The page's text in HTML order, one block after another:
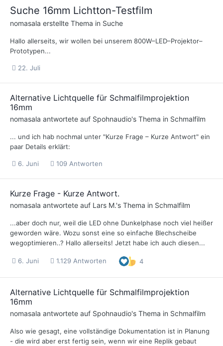
Suche 16mm Lichtton-Testfilm
nomasala erstellte Thema in Suche
Hallo allerseits, wir wollen bei unserem 800W–LED–Projektor–
Prototypen...
22. Juli
Alternative Lichtquelle für Schmalfilmprojektion
16mm
nomasala antwortete auf Spohnaudio's Thema in Schmalfilm
... und ich hab nochmal unter "Kurze Frage – Kurze Antwort" ein
paar Details erklärt:
6. Juni 109 Antworten
Kurze Frage - Kurze Antwort.
nomasala antwortete auf Lars M.'s Thema in Schmalfilm
...aber doch nur, weil die LED ohne Dunkelphase noch viel heißer
geworden wäre. Wozu sonst eine so einfache Blechscheibe
wegoptimieren..? Hallo allerseits! Jetzt habe ich auch diesen...
6. Juni 1.129 Antworten 4
Alternative Lichtquelle für Schmalfilmprojektion
16mm
nomasala antwortete auf Spohnaudio's Thema in Schmalfilm
Also wie gesagt, eine vollständige Dokumentation ist in Planung
- die wird aber erst fertig sein, wenn wir eine Replik gebaut